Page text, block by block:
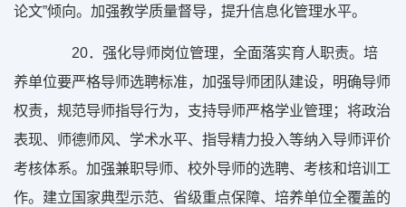
论文”倾向。加强教学质量督导，提升信息化管理水平。
20．强化导师岗位管理，全面落实育人职责。培
养单位要严格导师选聘标准，加强导师团队建设，明确导师
权责，规范导师指导行为，支持导师严格学业管理；将政治
表现、师德师风、学术水平、指导精力投入等纳入导师评价
考核体系。加强兼职导师、校外导师的选聘、考核和培训工
作。建立国家典型示范、省级重点保障、培养单位全覆盖的